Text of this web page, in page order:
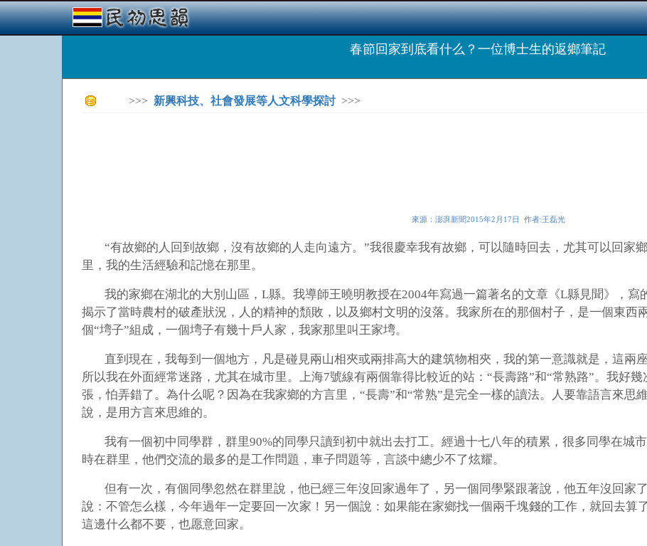
春節回家到底看什么？一位博士生的返鄉筆記
>>> 新興科技、社會發展等人文科學探討>>>
來源：澎湃新聞2015年2月17日 作者:王磊光
“有故鄉的人回到故鄉，沒有故鄉的人走向遠方。”我很慶幸我有故鄉，可以隨時回去，尤其可以回家
里，我的生活經驗和記憶在那里。
我的家鄉在湖北的大別山區，L縣。我導師王曉明教授在2004年寫過一篇著名的文章《L縣見聞》，寫
揭示了當時農村的破產狀況，人的精神的頹敗，以及鄉村文明的沒落。我家所在的那個村子，是一個東西
個“塆子”組成，一個塆子有幾十戶人家，我家那里叫王家塆。
直到現在，我每到一個地方，凡是碰見兩山相夾或兩排高大的建筑物相夾，我的第一意識就是，這兩
所以我在外面經常迷路，尤其在城市里。上海7號線有兩個靠得比較近的站：“長壽路”和“常熟路”。我好
張，怕弄錯了。為什么呢？因為在我家鄉的方言里，“長壽”和“常熟”是完全一樣的讀法。人要靠語言來思
說，是用方言來思維的。
我有一個初中同學群，群里90%的同學只讀到初中就出去打工。經過十七八年的積累，很多同學在城
時在群里，他們交流的最多的是工作問題，車子問題等，言談中總少不了炫耀。
但有一次，有個同學忽然在群里說，他已經三年沒回家過年了，另一個同學緊跟著說，他五年沒回家
說：不管怎么樣，今年過年一定要回一次家！另一個說：如果能在家鄉找一個兩千塊錢的工作，就回去算
這邊什么都不要，也愿意回家。